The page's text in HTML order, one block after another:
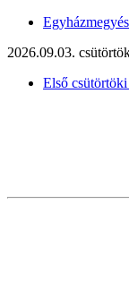
2026.09.03.
Első